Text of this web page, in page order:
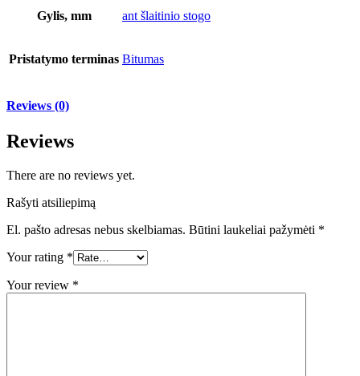
Gylis, mm ant šlaitinio stogo
Pristatymo terminas Bitumas
Reviews (0)
Reviews
There are no reviews yet.
Rašyti atsiliepimą
El. pašto adresas nebus skelbiamas. Būtini laukeliai pažymėti *
Your rating *
Your review *